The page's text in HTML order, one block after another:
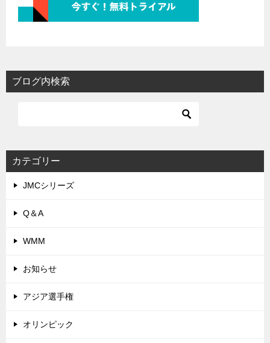
ブログ内検索
カテゴリー
JMCシリーズ
Q＆A
WMM
お知らせ
アジア選手権
オリンピック